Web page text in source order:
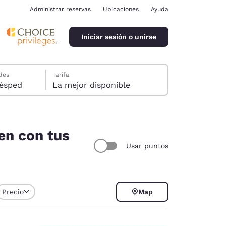
Administrar reservas Ubicaciones Ayuda
Iniciar sesión o unirse
1 huésped
Tarifa
La mejor disponible
con tus
Usar puntos
Precio Map